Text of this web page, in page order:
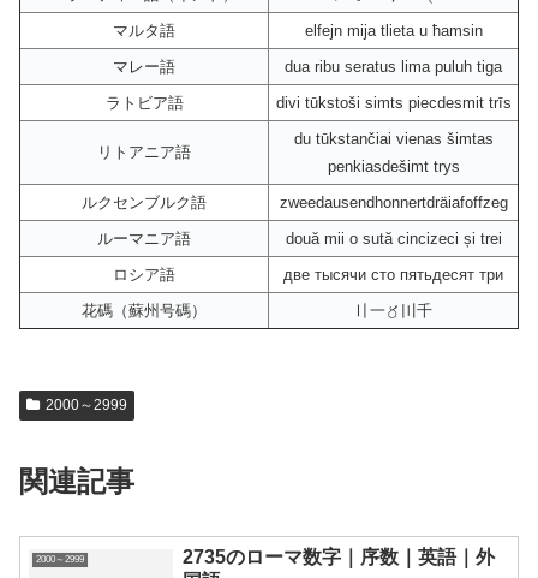
マルタ語
elfejn mija tlieta u ħamsin
マレー語
dua ribu seratus lima puluh tiga
ラトビア語
divi tūkstoši simts piecdesmit trīs
リトアニア語
du tūkstančiai vienas šimtas
penkiasdešimt trys
ルクセンブルク語
zweedausendhonnertdräiafoffzeg
ルーマニア語
două mii o sută cincizeci și trei
ロシア語
две тысячи сто пятьдесят три
花碼（蘇州号碼）
〢一〥〣千
2000～2999
関連記事
2000～2999
2735のローマ数字｜序数｜英語｜外